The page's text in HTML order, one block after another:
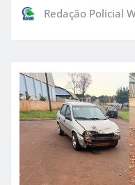
Redação Policial